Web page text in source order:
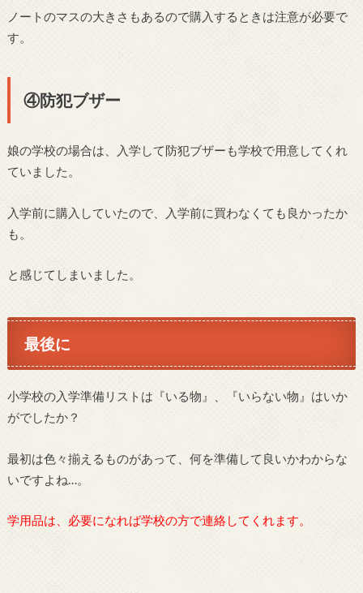
ノートのマスの大きさもあるので購入するときは注意が必要で
す。
④防犯ブザー
娘の学校の場合は、入学して防犯ブザーも学校で用意してくれ
ていました。
入学前に購入していたので、入学前に買わなくても良かったか
も。
と感じてしまいました。
最後に
小学校の入学準備リストは『いる物』、『いらない物』はいか
がでしたか？
最初は色々揃えるものがあって、何を準備して良いかわからな
いですよね…。
学用品は、必要になれば学校の方で連絡してくれます。